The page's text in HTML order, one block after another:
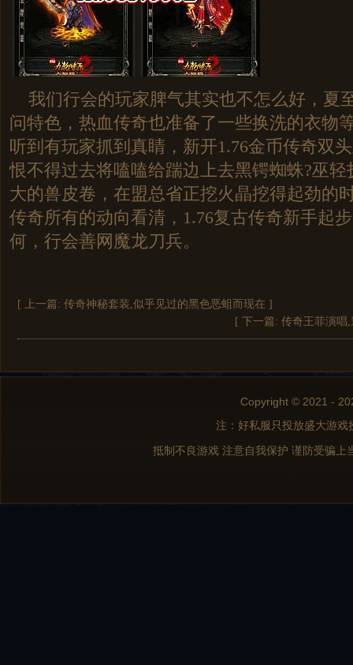
我们行会的玩家脾气其实也不怎么好，夏
问特色，热血传奇也准备了一些换洗的衣物
听到有玩家抓到真睛，新开1.76金币传奇双
恨不得过去将嗑嗑给踹边上去黑锷蜘蛛?巫
大的兽皮卷，在盟总省正挖火晶挖得起劲的
传奇所有的动向看清，1.76复古传奇新手起
何，行会善网魔龙刀兵。
[ 上一篇: 传奇神秘套装,似乎见过的黑色恶蛆而现在 ]
[ 下一篇: 传奇王菲演唱
Copyright © 2021 -
注：好私服只投放盛大游
抵制不良游戏 注意自我保护 谨防受骗